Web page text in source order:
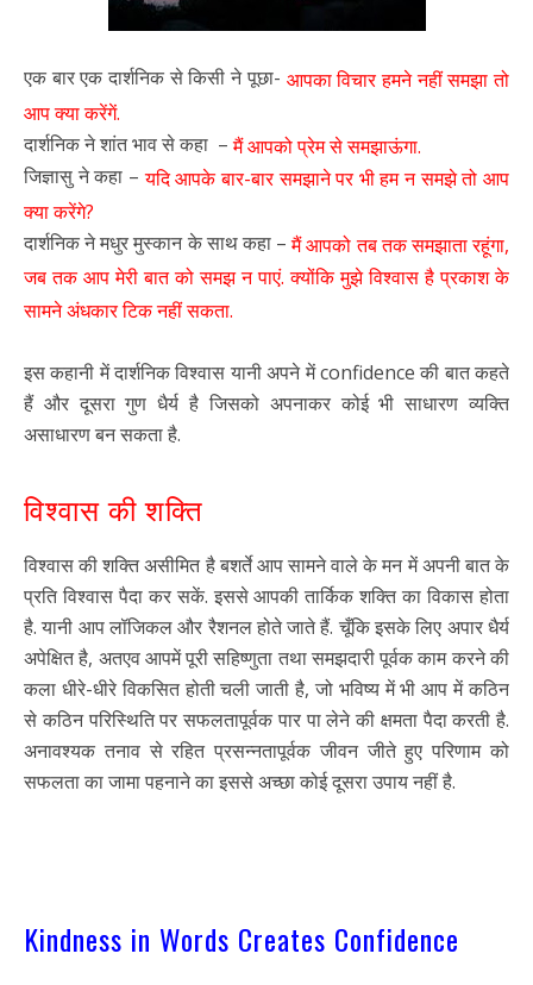
एक बार एक दार्शनिक से किसी ने पूछा- आपका विचार हमने नहीं समझा तो
आप क्या करेंगें.
दार्शनिक ने शांत भाव से कहा –मैं आपको प्रेम से समझाऊंगा.
जिज्ञासु ने कहा –यदि आपके बार-बार समझाने पर भी हम न समझे तो आप
क्या करेंगे?
दार्शनिक ने मधुर मुस्कान के साथ कहा –मैं आपको तब तक समझाता रहूंगा,
जब तक आप मेरी बात को समझ न पाएं. क्योंकि मुझे विश्वास है प्रकाश के
सामने अंधकार टिक नहीं सकता.
इस कहानी में दार्शनिक विश्वास यानी अपने में confidence की बात कहते
हैं और दूसरा गुण धैर्य है जिसको अपनाकर कोई भी साधारण व्यक्ति
असाधारण बन सकता है.
विश्वास की शक्ति
विश्वास की शक्ति असीमित है बशर्ते आप सामने वाले के मन में अपनी बात के
प्रति विश्वास पैदा कर सकें. इससे आपकी तार्किक शक्ति का विकास होता
है. यानी आप लॉजिकल और रैशनल होते जाते हैं. चूँकि इसके लिए अपार धैर्य
अपेक्षित है, अतएव आपमें पूरी सहिष्णुता तथा समझदारी पूर्वक काम करने की
कला धीरे-धीरे विकसित होती चली जाती है, जो भविष्य में भी आप में कठिन
से कठिन परिस्थिति पर सफलतापूर्वक पार पा लेने की क्षमता पैदा करती है.
अनावश्यक तनाव से रहित प्रसन्नतापूर्वक जीवन जीते हुए परिणाम को
सफलता का जामा पहनाने का इससे अच्छा कोई दूसरा उपाय नहीं है.
Kindness in Words Creates Confidence